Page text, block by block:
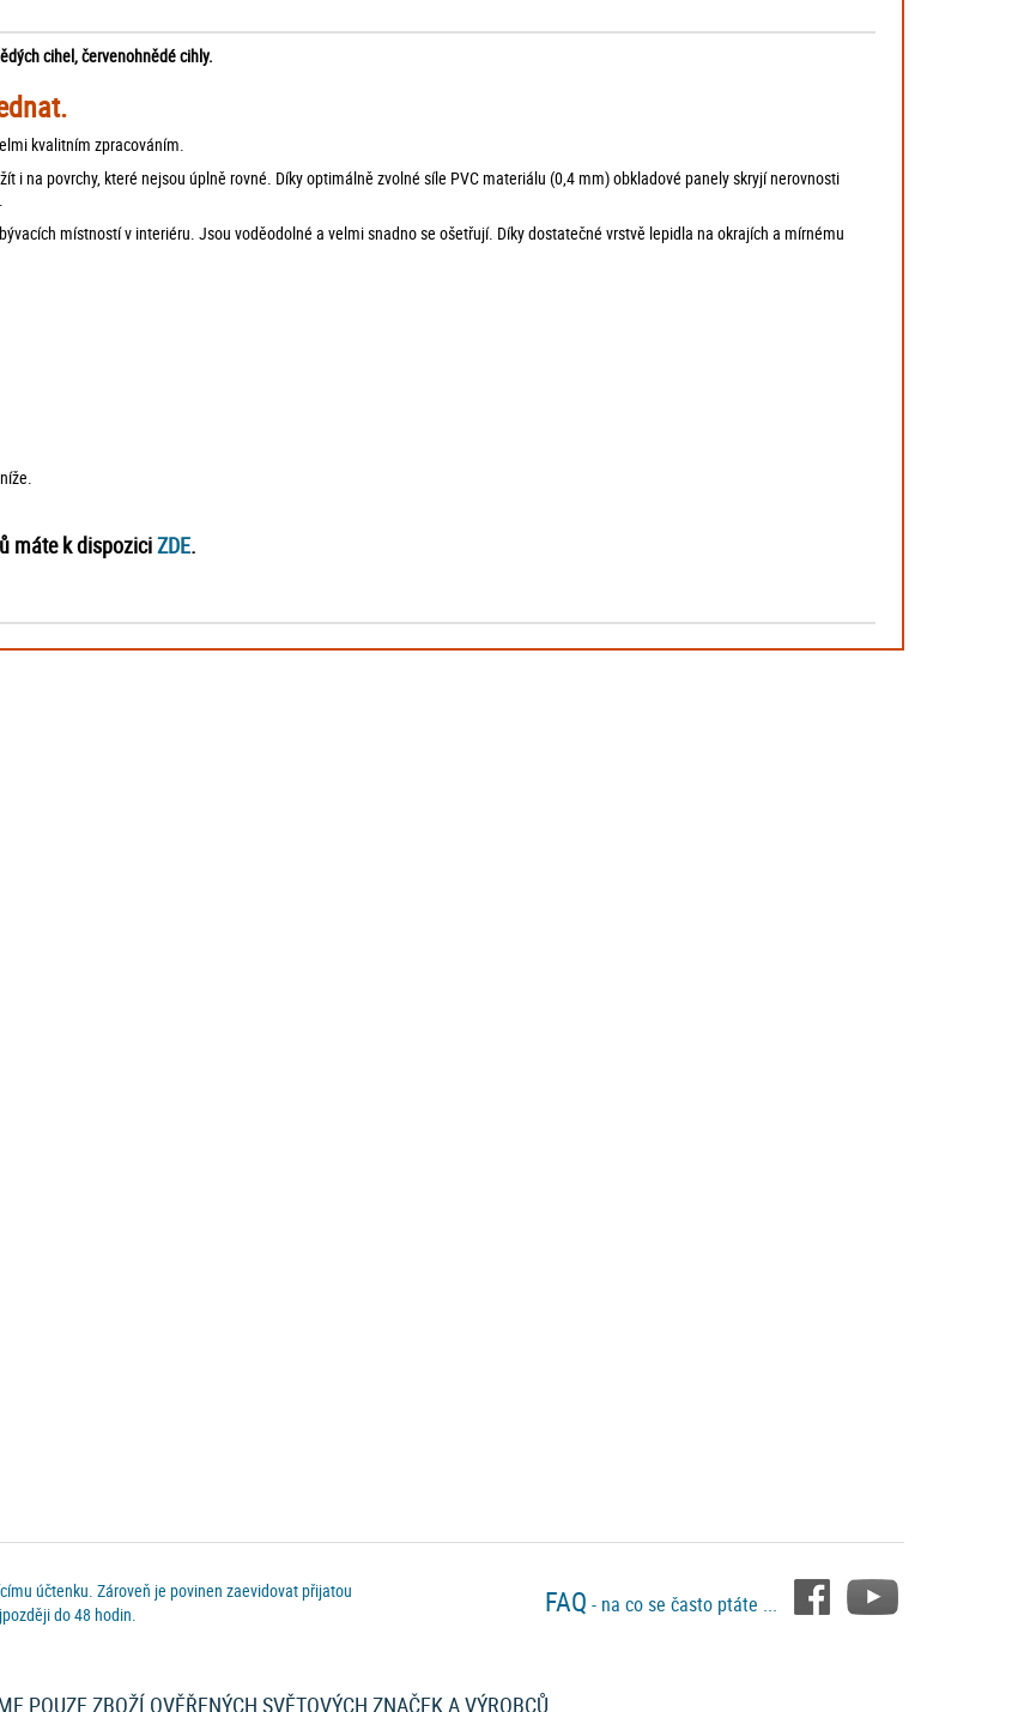
cihel, červenohnědé cihly.
kvalitním zpracováním.
i na povrchy, které nejsou úplně rovné. Díky optimálně zvolné síle PVC materiálu (0,4 mm) obkladové panely skryjí nerovnosti
místností v interiéru. Jsou voděodolné a velmi snadno se ošetřují. Díky dostatečné vrstvě lepidla na okrajích a mírnému
máte k dispoziciZDE.
účtenku. Zároveň je povinen zaevidovat přijatou
do 48 hodin.
FAQ - na co se často ptáte ...
POUZE ZBOŽÍ OVĚŘENÝCH SVĚTOVÝCH ZNAČEK A VÝROBCŮ